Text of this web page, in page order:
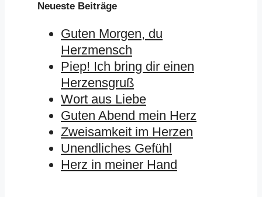
Neueste Beiträge
Guten Morgen, du
Herzmensch
Piep! Ich bring dir einen
Herzensgruß
Wort aus Liebe
Guten Abend mein Herz
Zweisamkeit im Herzen
Unendliches Gefühl
Herz in meiner Hand